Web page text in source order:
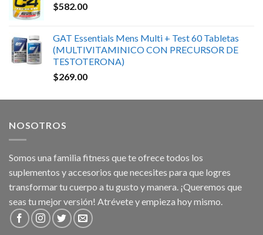
$582.00
GAT Essentials Mens Multi + Test 60 Tabletas
(MULTIVITAMINICO CON PRECURSOR DE
TESTOTERONA)
$269.00
NOSOTROS
Somos una familia fitness que te ofrece todos los
suplementos y accesorios que necesites para que logres
transformar tu cuerpo a tu gusto y manera. ¡Queremos que
seas tu mejor versión! Atrévete y empieza hoy mismo.